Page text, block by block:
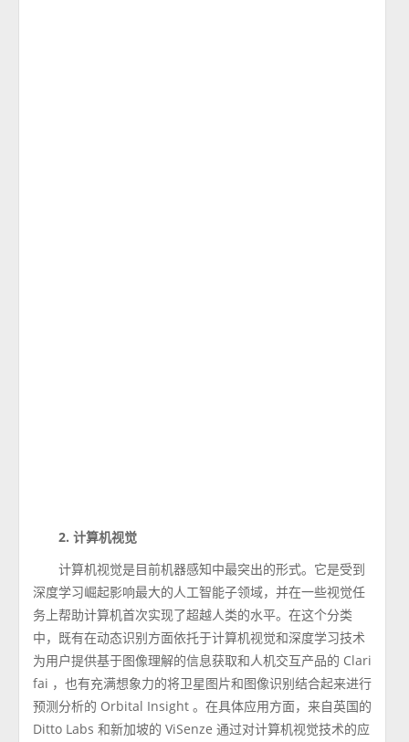
2. 计算机视觉
计算机视觉是目前机器感知中最突出的形式。它是受到
深度学习崛起影响最大的人工智能子领域，并在一些视觉任
务上帮助计算机首次实现了超越人类的水平。在这个分类
中，既有在动态识别方面依托于计算机视觉和深度学习技术
为用户提供基于图像理解的信息获取和人机交互产品的 Clari
fai ，也有充满想象力的将卫星图片和图像识别结合起来进行
预测分析的 Orbital Insight 。在具体应用方面，来自英国的
Ditto Labs 和新加坡的 ViSenze 通过对计算机视觉技术的应